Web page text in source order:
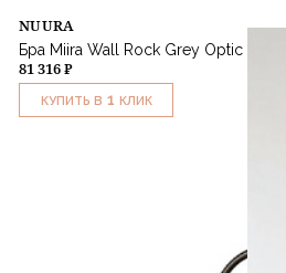
NUURA
Бра Miira Wall Rock Grey Optic Clear
81 316 ₽
КУПИТЬ В 1 КЛИК